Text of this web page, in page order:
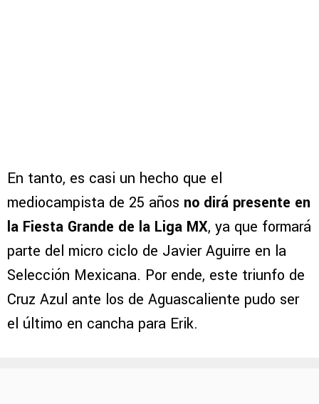
En tanto, es casi un hecho que el
mediocampista de 25 años no dirá presente en
la Fiesta Grande de la Liga MX, ya que formará
parte del micro ciclo de Javier Aguirre en la
Selección Mexicana. Por ende, este triunfo de
Cruz Azul ante los de Aguascaliente pudo ser
el último en cancha para Erik.